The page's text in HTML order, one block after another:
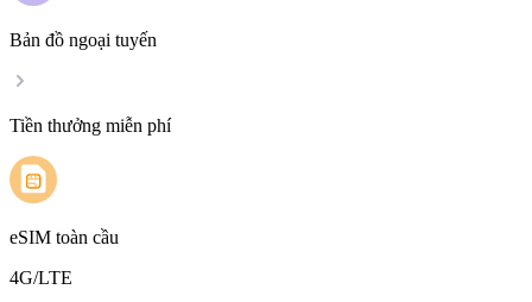
Bản đồ ngoại tuyến
Tiền thưởng miễn phí
eSIM toàn cầu
4G/LTE